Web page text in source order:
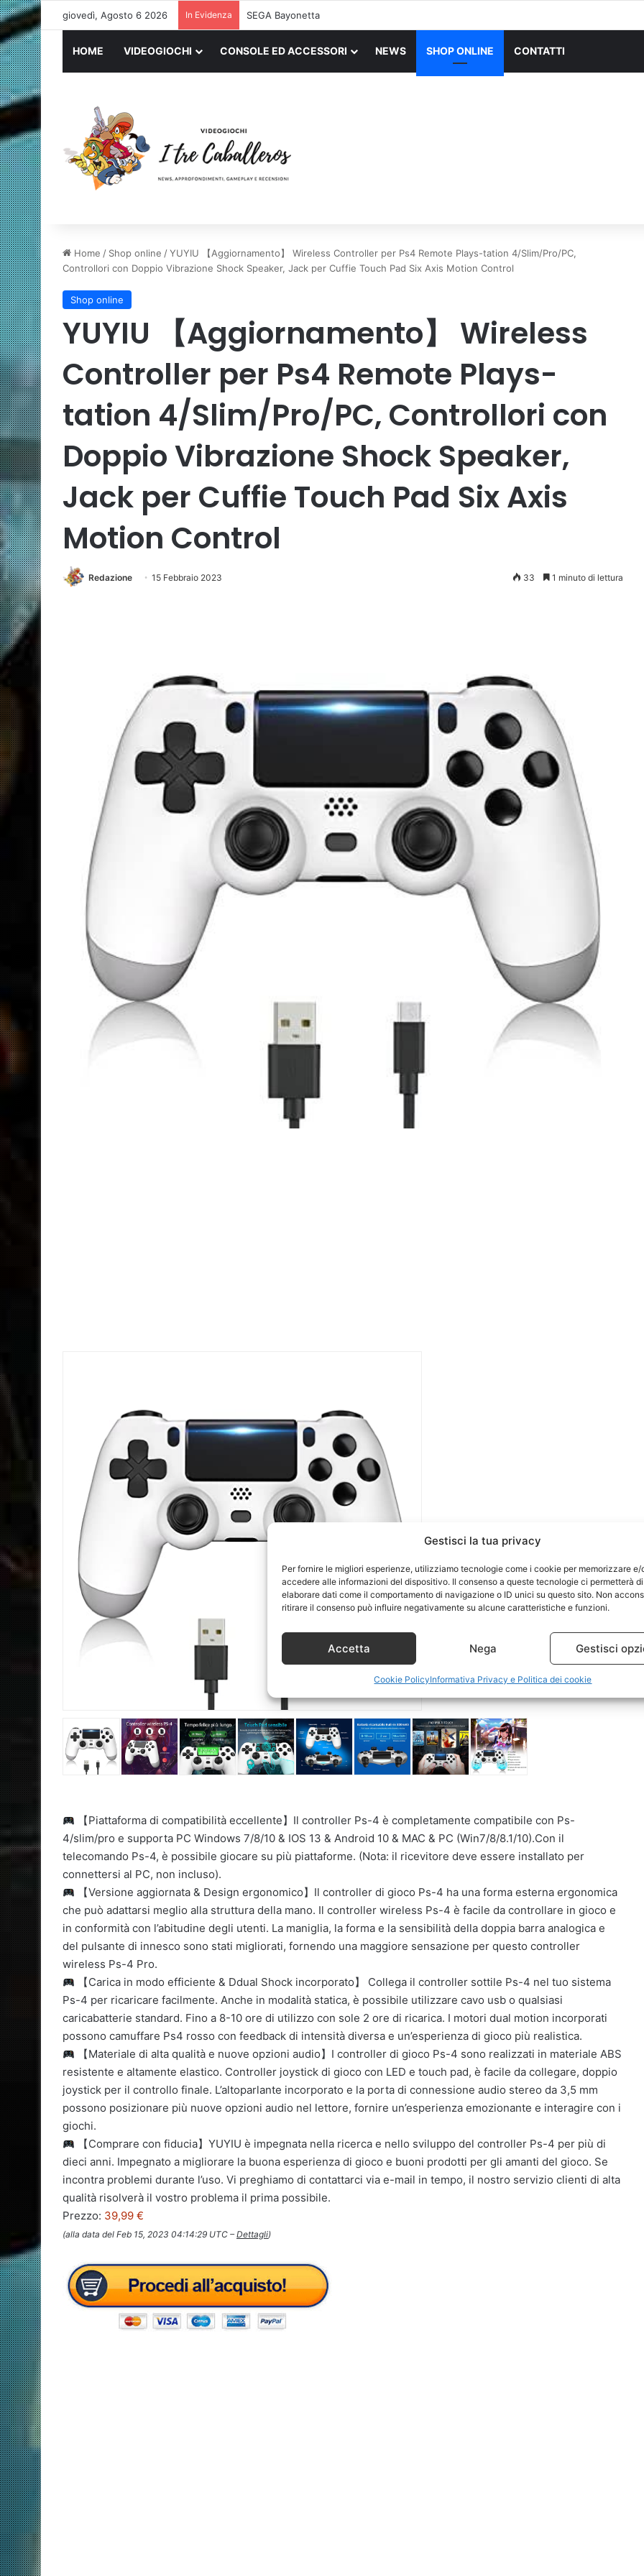
Gestisci la tua privacy
Per fornire le migliori esperienze, utilizziamo tecnologie come i cookie per memorizzare e/
accedere alle informazioni del dispositivo. Il consenso a queste tecnologie ci permetterà di
elaborare dati come il comportamento di navigazione o ID unici su questo sito. Non
ritirare il consenso può influire negativamente su alcune caratteristiche e funzioni.
Accetta Nega Gestisci
Cookie PolicyInformativa Privacy e Politica dei cookie
giovedì, Agosto 6 2026 In Evidenza Logitech G PRO X SUPERLIGHT Mouse Gaming Wireless + Logitech G PRO X Cuffia
HOME VIDEOGIOCHI CONSOLE ED ACCESSORI NEWS SHOP ONLINE CONTATTI
Home / Shop online /YUYIU 【Aggiornamento】 Wireless Controller per Ps4 Remote Plays-tation 4/Slim/Pro/PC,
Controllori con Doppio Vibrazione Shock Speaker, Jack per Cuffie Touch Pad Six Axis Motion Control
Shop online
YUYIU 【Aggiornamento】 Wireless
Controller per Ps4 Remote Plays-
tation 4/Slim/Pro/PC, Controllori con
Doppio Vibrazione Shock Speaker,
Jack per Cuffie Touch Pad Six Axis
Motion Control
Redazione 15 Febbraio 2023 33 1 minuto di lettura
【Piattaforma di compatibilità eccellente】Il controller Ps-4 è completamente compatibile con Ps-
4/slim/pro e supporta PC Windows 7/8/10 & IOS 13 & Android 10 & MAC & PC (Win7/8/8.1/10).Con il
telecomando Ps-4, è possibile giocare su più piattaforme. (Nota: il ricevitore deve essere installato per
connettersi al PC, non incluso).
【Versione aggiornata & Design ergonomico】Il controller di gioco Ps-4 ha una forma esterna ergonomica
che può adattarsi meglio alla struttura della mano. Il controller wireless Ps-4 è facile da controllare in gioco e
in conformità con l’abitudine degli utenti. La maniglia, la forma e la sensibilità della doppia barra analogica e
del pulsante di innesco sono stati migliorati, fornendo una maggiore sensazione per questo controller
wireless Ps-4 Pro.
【Carica in modo efficiente & Ddual Shock incorporato】 Collega il controller sottile Ps-4 nel tuo sistema
Ps-4 per ricaricare facilmente. Anche in modalità statica, è possibile utilizzare cavo usb o qualsiasi
caricabatterie standard. Fino a 8-10 ore di utilizzo con sole 2 ore di ricarica. I motori dual motion incorporati
possono camuffare Ps4 rosso con feedback di intensità diversa e un’esperienza di gioco più realistica.
【Materiale di alta qualità e nuove opzioni audio】I controller di gioco Ps-4 sono realizzati in materiale ABS
resistente e altamente elastico. Controller joystick di gioco con LED e touch pad, è facile da collegare, doppio
joystick per il controllo finale. L’altoparlante incorporato e la porta di connessione audio stereo da 3,5 mm
possono posizionare più nuove opzioni audio nel lettore, fornire un’esperienza emozionante e interagire con i
giochi.
【Comprare con fiducia】YUYIU è impegnata nella ricerca e nello sviluppo del controller Ps-4 per più di
dieci anni. Impegnato a migliorare la buona esperienza di gioco e buoni prodotti per gli amanti del gioco. Se
incontra problemi durante l’uso. Vi preghiamo di contattarci via e-mail in tempo, il nostro servizio clienti di alta
qualità risolverà il vostro problema il prima possibile.
Prezzo: 39,99 €
(alla data del Feb 15, 2023 04:14:29 UTC –Dettagli)